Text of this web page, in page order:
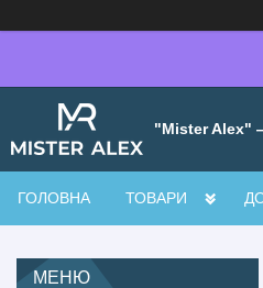
"Mister Alex"
ГОЛОВНА ТОВАРИ